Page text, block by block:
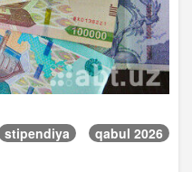
stipendiya qabul 2026